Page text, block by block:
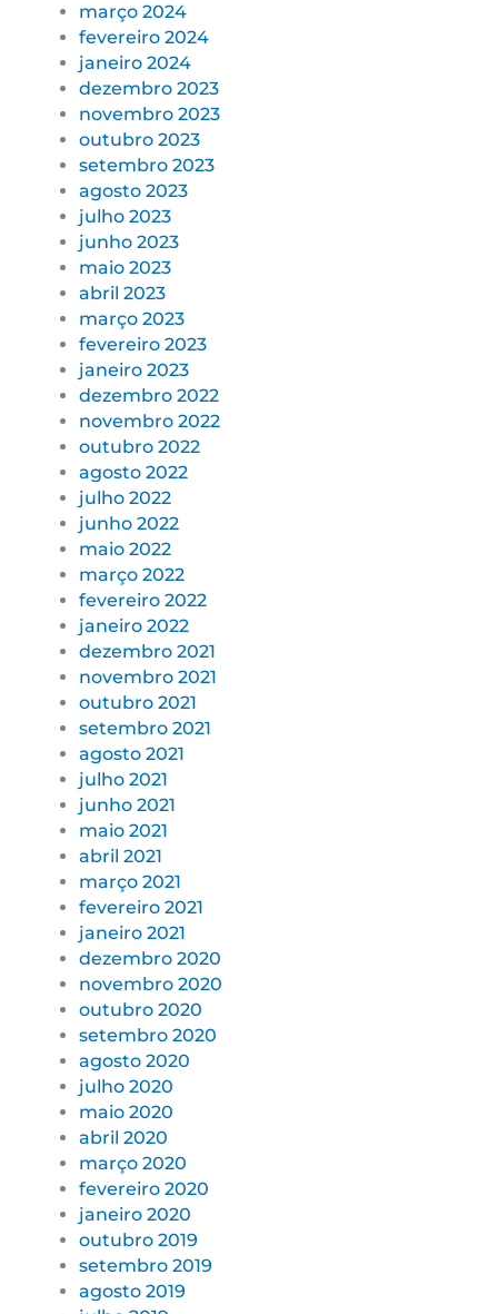
março 2024
fevereiro 2024
janeiro 2024
dezembro 2023
novembro 2023
outubro 2023
setembro 2023
agosto 2023
julho 2023
junho 2023
maio 2023
abril 2023
março 2023
fevereiro 2023
janeiro 2023
dezembro 2022
novembro 2022
outubro 2022
agosto 2022
julho 2022
junho 2022
maio 2022
março 2022
fevereiro 2022
janeiro 2022
dezembro 2021
novembro 2021
outubro 2021
setembro 2021
agosto 2021
julho 2021
junho 2021
maio 2021
abril 2021
março 2021
fevereiro 2021
janeiro 2021
dezembro 2020
novembro 2020
outubro 2020
setembro 2020
agosto 2020
julho 2020
maio 2020
abril 2020
março 2020
fevereiro 2020
janeiro 2020
outubro 2019
setembro 2019
agosto 2019